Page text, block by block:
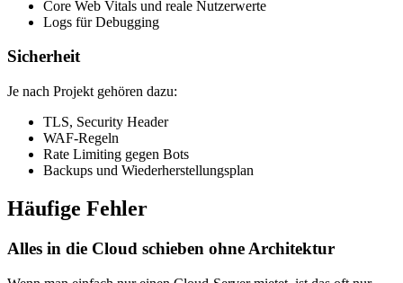
Core Web Vitals und reale Nutzerwerte
Logs für Debugging
Sicherheit
Je nach Projekt gehören dazu:
TLS, Security Header
WAF-Regeln
Rate Limiting gegen Bots
Backups und Wiederherstellungsplan
Häufige Fehler
Alles in die Cloud schieben ohne Architektur